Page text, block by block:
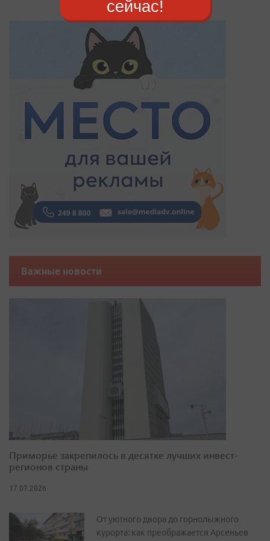
Важные новости
Приморье закрепилось в десятке лучших инвест-
регионов страны
17.07.2026
От уютного двора до горнолыжного
курорта: как преображается Арсеньев
сейчас!